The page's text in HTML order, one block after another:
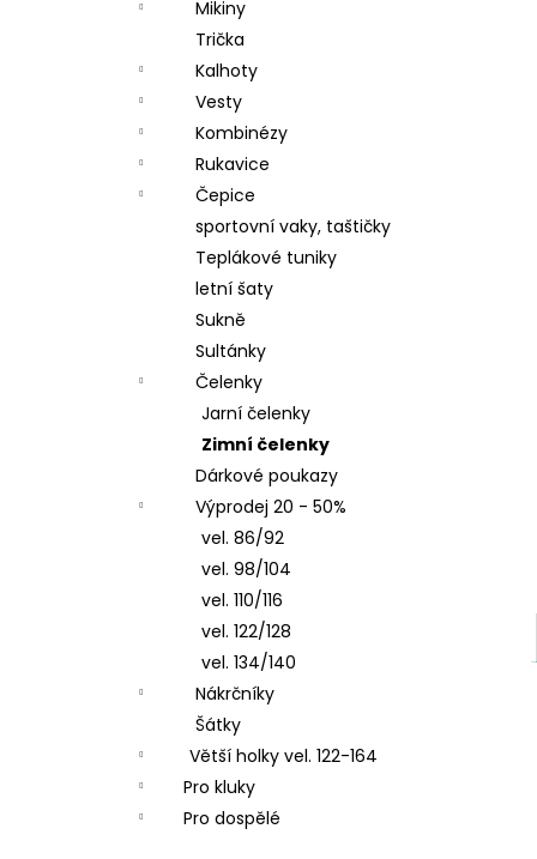
Mikiny
Trička
Kalhoty
Vesty
Kombinézy
Rukavice
Čepice
sportovní vaky, taštičky
Teplákové tuniky
letní šaty
Sukně
Sultánky
Čelenky
Jarní čelenky
Zimní čelenky
Dárkové poukazy
Výprodej 20 - 50%
vel. 86/92
vel. 98/104
vel. 110/116
vel. 122/128
vel. 134/140
Nákrčníky
Šátky
Větší holky vel. 122-164
Pro kluky
Pro dospělé
LETNÍ DÁMSKÉ ŠATY V, TYRKYSOVÉ
ORNAMENTY
950 Kč